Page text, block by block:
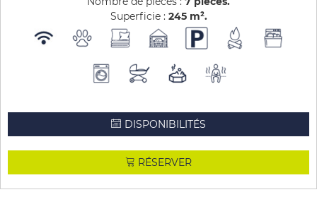
Superficie : 245 m²
DISPONIBILITÉS
RÉSERVER